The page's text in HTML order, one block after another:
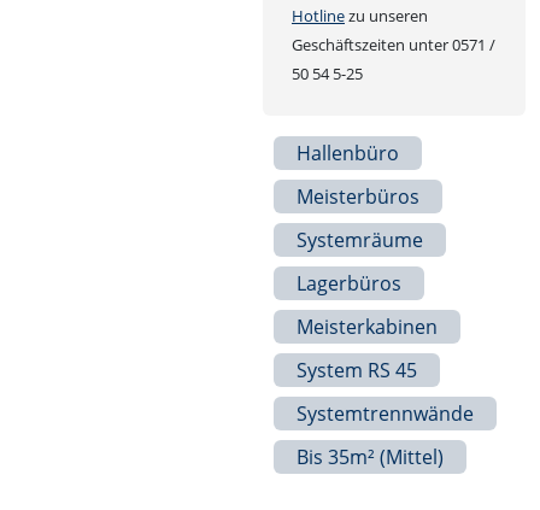
Hotlinezu unseren
Geschäftszeiten unter 0571 /
50 54 5-25
Hallenbüro
Meisterbüros
Systemräume
Lagerbüros
Meisterkabinen
System RS 45
Systemtrennwände
Bis 35m² (mittel)